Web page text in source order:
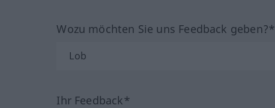
Wozu möchten Sie uns Feedback geben?*
Ihr Feedback*